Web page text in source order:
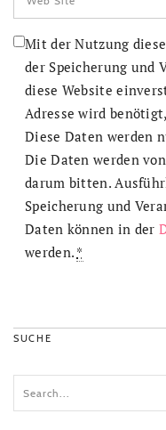
Mit der Nutzung
der Speicherung und
diese Website
Adresse wird
Diese Daten werden
Die Daten werden
darum bitten.
Speicherung und
Daten können in der
werden. *
SUCHE